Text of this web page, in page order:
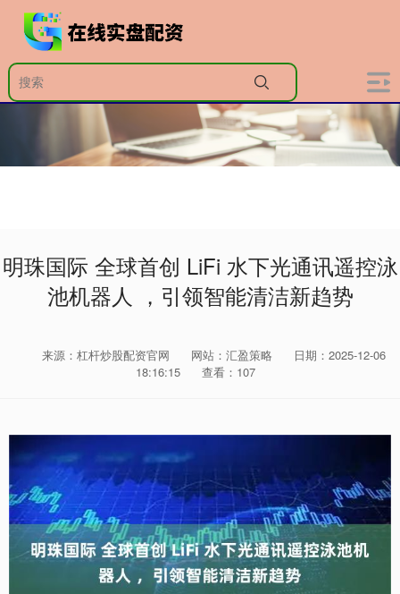
明珠国际 全球首创 LiFi 水下光通讯遥控泳
池机器人 ，引领智能清洁新趋势
来源：杠杆炒股配资官网 网站：汇盈策略
日期：2025-12-06
18:16:15
查看：107